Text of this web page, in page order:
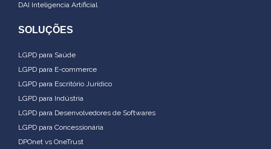
DAI Inteligencia Artificial
SOLUÇÕES
LGPD para Saúde
LGPD para E-commerce
LGPD para Escritório Jurídico
LGPD para Indústria
LGPD para Desenvolvedores de Softwares
LGPD para Concessionária
DPOnet vs OneTrust